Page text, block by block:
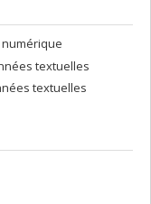
numérique
textuelles
textuelles